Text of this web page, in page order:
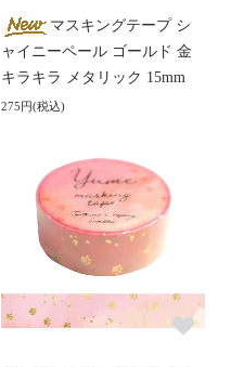
マスキングテープ シ
ャイニーペール ゴールド 金
キラキラ メタリック 15mm
275円(税込)